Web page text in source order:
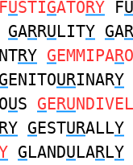
USTIGATORY FU
GARRULITY GAR
NTRY GEMMIPARO
GENITOURINARY
US GERUNDIVEL
RY GESTURALLY
GLANDULARLY